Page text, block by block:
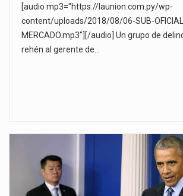
[audio mp3="https://launion.com.py/wp-
content/uploads/2018/08/06-SUB-
MERCADO.mp3"][/audio] Un grupo de
rehén al gerente de…